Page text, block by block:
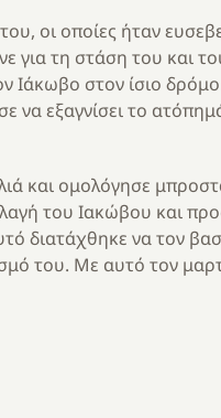
οι οποίες ήταν
για τη στάση του και
Ιάκωβο στον ίσιο
εξαγνίσει το
και ομολόγησε
του Ιακώβου και
διατάχθηκε να τον
του. Με αυτό τον